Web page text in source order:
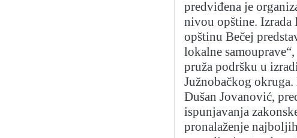
predviđena je
nivou opštine. Izrada
opštinu Bečej
lokalne
pruža podršku u
Južnobačkog
Dušan Jovanović,
ispunjavanja
pronalaženje